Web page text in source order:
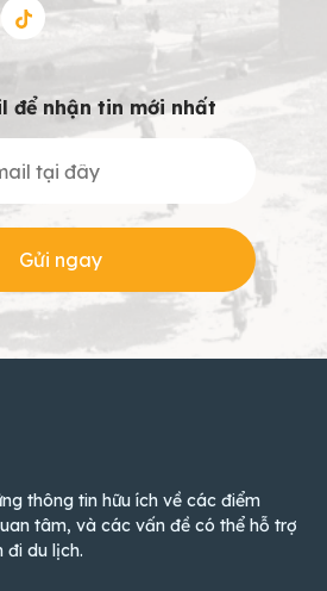
để nhận tin mới nhất
Gửi ngay
thông tin hữu ích về các điểm
tâm, và các vấn đề có thể hỗ trợ
đi du lịch.